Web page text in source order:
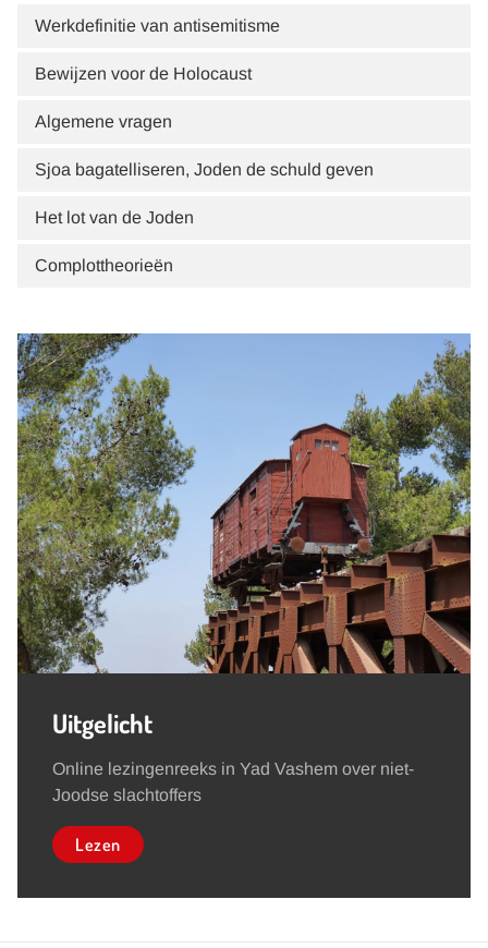
Werkdefinitie van antisemitisme
Bewijzen voor de Holocaust
Algemene vragen
Sjoa bagatelliseren, Joden de schuld geven
Het lot van de Joden
Complottheorieën
Uitgelicht
Online lezingenreeks in Yad Vashem over niet-
Joodse slachtoffers
Lezen